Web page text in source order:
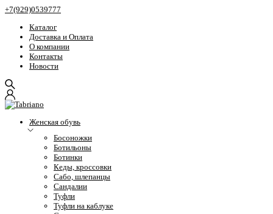
+7(929)0539777
Каталог
Доставка и Оплата
О компании
Контакты
Новости
Женская обувь
Босоножки
Ботильоны
Ботинки
Кеды, кроссовки
Сабо, шлепанцы
Сандалии
Туфли
Туфли на каблуке